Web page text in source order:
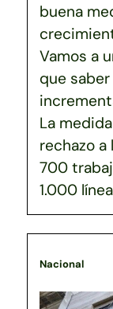
buena
Vamos a
que
La
rechazo a
700
1.000
Nacional